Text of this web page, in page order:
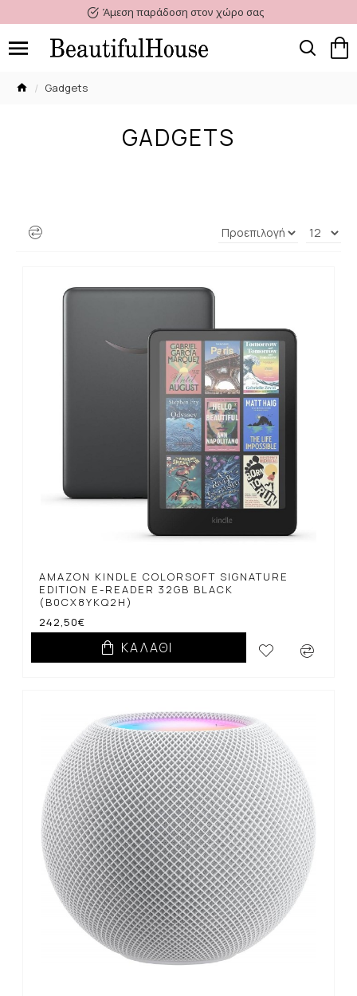
Άμεση παράδοση στον χώρο σας
Gadgets
GADGETS
AMAZON KINDLE COLORSOFT SIGNATURE
EDITION E-READER 32GB BLACK
(B0CX8YKQ2H)
242,50€
ΚΑΛΆΘΙ